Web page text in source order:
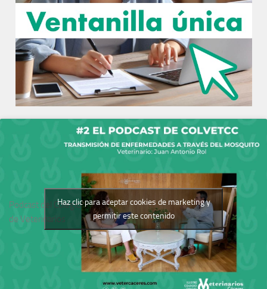
Podcast del Colegio
de Veterinarios
Haz clic para aceptar cookies de marketing y
permitir este contenido